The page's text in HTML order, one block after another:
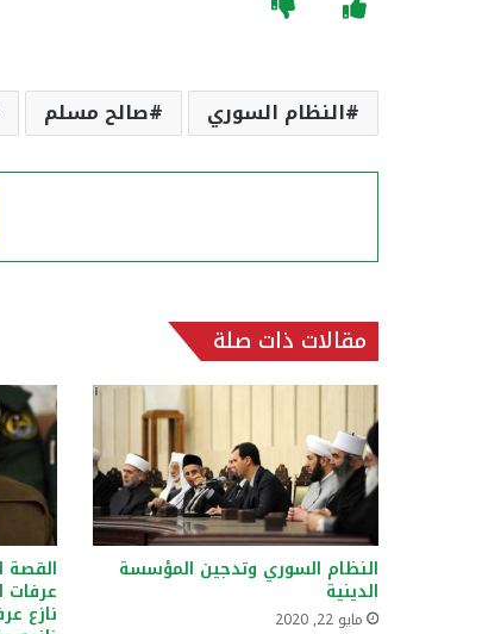
النظام السوري صالح مسلم
مقالات ذات صلة
النظام السوري وتدجين المؤسسة
الدينية
مايو 22, 2020
القصة
عرفات
نازع